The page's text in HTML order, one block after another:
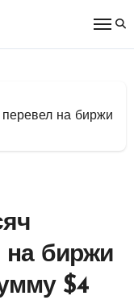
на биржи
на биржи
$4